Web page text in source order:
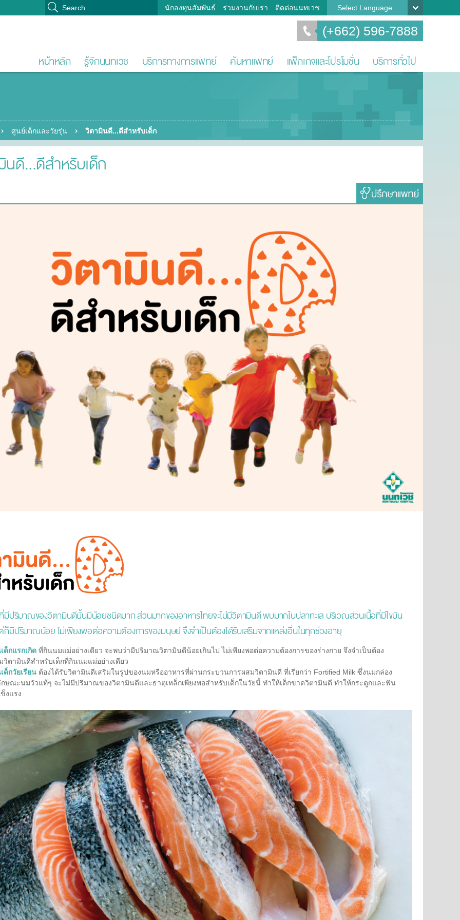
Select Language
นักลงทุนสัมพันธ์ ร่วมงานกับเรา ติดต่อนนทเวช
(+662) 596-7888
หน้าหลัก รู้จักนนทเวช บริการทางการแพทย์ ค้นหาแพทย์ แพ็กเกจและโปรโมชั่น บริการทั่วไป
ศูนย์เด็กและวัยรุ่น วิตามินดี...ดีสำหรับเด็ก
นดี...ดีสำหรับเด็ก
มีปริมาณของวิตามินดีนั้นมีน้อยชนิดมาก ส่วนมากของอาหารไทยจะไม่มีวิตามินดี พบมากในปลาทะเล บริเวณส่วนเนื้อที่มีไขมัน
ต่ก็มีปริมาณน้อย ไม่เพียงพอต่อความต้องการของมนุษย์ จึงจำเป็นต้องได้รับเสริมจากแหล่งอื่นในทุกช่วงอายุ
ด็กแรกเกิด ที่กินนมแม่อย่างเดียว จะพบว่ามีปริมาณวิตามินดีน้อยเกินไป ไม่เพียงพอต่อความต้องการของร่างกาย จึงจำเป็นต้อง
วิตามินดีสำหรับเด็กที่กินนมแม่อย่างเดียว
ด็กวัยเรียน ต้องได้รับวิตามินดีเสริมในรูปของนมหรืออาหารที่ผ่านกระบวนการผสมวิตามินดี ที่เรียกว่า Fortified Milk ซึ่งนมกล่อง
ษณะนมวัวแท้ๆ จะไม่มีปริมาณของวิตามินดีและธาตุเหล็กเพียงพอสำหรับเด็กในวัยนี้ ทำให้เด็กขาดวิตามินดี ทำให้กระดูกและฟัน
งแรง